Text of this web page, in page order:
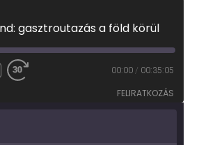
gasztroutazás a föld körül
00:00 / 00:35:05
FELIRATKOZÁS